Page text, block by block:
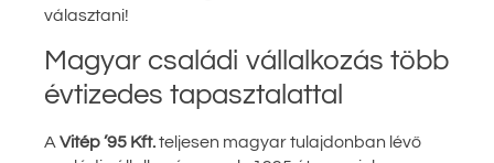
választani!
Magyar családi vállalkozás több
évtizedes tapasztalattal
A Vitép ’95 Kft.teljesen magyar tulajdonban lévő